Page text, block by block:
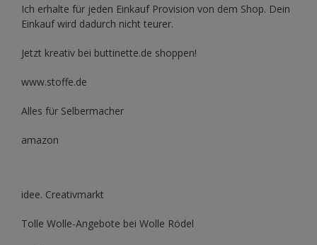
Ich erhalte für jeden Einkauf Provision von dem Shop. Dein
Einkauf wird dadurch nicht teurer.
Jetzt kreativ bei buttinette.de shoppen!
www.stoffe.de
Alles für Selbermacher
amazon
idee. Creativmarkt
Tolle Wolle-Angebote bei Wolle Rödel